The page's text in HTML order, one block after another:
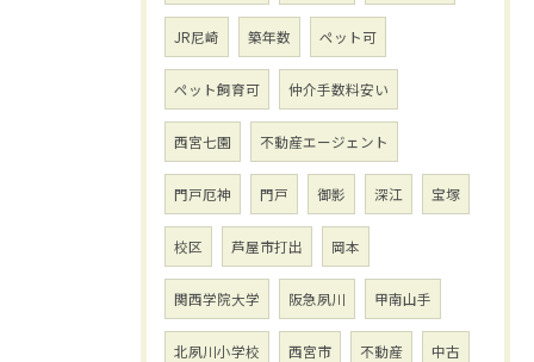
JR尼崎 築年数 ペット可
ペット飼育可 仲介手数料安い
西宮七園 不動産エージェント
門戸厄神 門戸 御影 深江 宝塚
校区 芦屋市打出 岡本
関西学院大学 阪急夙川 甲南山手
北夙川小学校 西宮市 不動産 中古